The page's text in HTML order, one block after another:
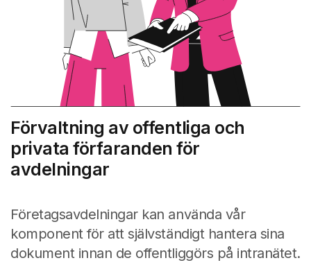
Förvaltning av offentliga och
privata förfaranden för
avdelningar
Företagsavdelningar kan använda vår
komponent för att självständigt hantera sina
dokument innan de offentliggörs på intranätet.